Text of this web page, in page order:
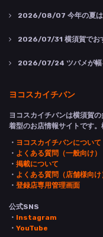
2026/08/07 今年の夏
2026/07/31 横須賀でお
2026/07/24 ツバメが
ヨコスカイチバン
ヨコスカイチバンは横須賀
着型のお店情報サイトです
・ ヨコスカイチバンについて
・ よくある質問（一般向け）
・ 掲載について
・ よくある質問（店舗様向け
・ 登録店専用管理画面
公式SNS
・ Instagram
・ YouTube